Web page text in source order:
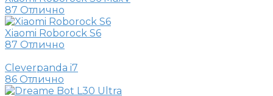
87 Отлично
Xiaomi Roborock S6
87 Отлично
Cleverpanda i7
86 Отлично